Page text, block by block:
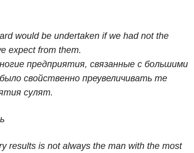
would be undertaken if we had not the
expect from them.
предприятия, связанные с большими
свойственно преувеличивать те
сулят.
results is not always the man with the most